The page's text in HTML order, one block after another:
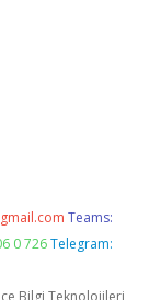
Teams:
0 726 Telegram:
Bilgi Teknolojileri